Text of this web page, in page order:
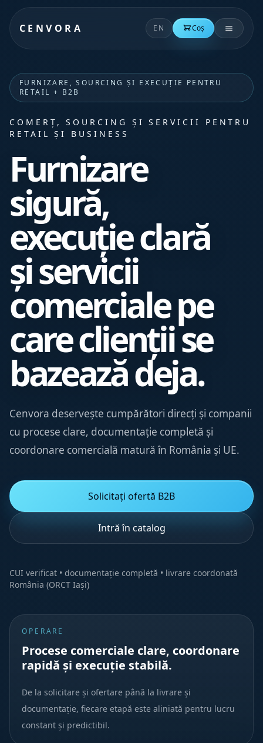
CENVORA EN Coș
FURNIZARE, SOURCING ȘI EXECUȚIE PENTRU
RETAIL + B2B
COMERȚ, SOURCING ȘI SERVICII PENTRU
RETAIL ȘI BUSINESS
Furnizare
sigură,
execuție clară
și servicii
comerciale pe
care clienții se
bazează deja.
Cenvora deservește cumpărători direcți și companii
cu procese clare, documentație completă și
coordonare comercială matură în România și UE.
Solicitați ofertă B2B
Intră în catalog
CUI verificat • documentație completă • livrare coordonată
România (ORCT Iași)
OPERARE
Procese comerciale clare, coordonare
rapidă și execuție stabilă.
De la solicitare și ofertare până la livrare și
documentație, fiecare etapă este aliniată pentru lucru
constant și predictibil.